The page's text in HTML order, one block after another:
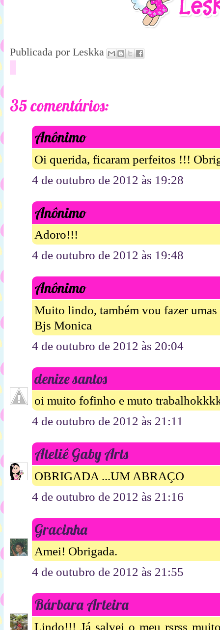
Publicada por Leskka
35 comentários:
Anônimo
Oi querida, ficaram perfeitos !!!
4 de outubro de 2012 às 19:28
Anônimo
Adoro!!!
4 de outubro de 2012 às 19:48
Anônimo
Muito lindo, também vou fazer umas
Bjs Monica
4 de outubro de 2012 às 20:04
denize santos
oi muito fofinho e muto
4 de outubro de 2012 às 21:11
Ateliê Gaby Arts
OBRIGADA ...UM ABRAÇO
4 de outubro de 2012 às 21:16
Gracinha
Amei! Obrigada.
4 de outubro de 2012 às 21:55
Bárbara Arteira
Lindo!!! Já salvei o meu rsrss